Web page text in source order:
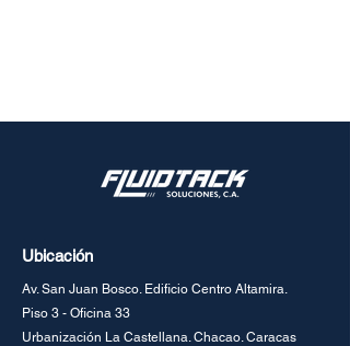
Ubicación
Av. San Juan Bosco. Edificio Centro Altamira.
Piso 3 - Oficina 33
Urbanización La Castellana. Chacao. Caracas